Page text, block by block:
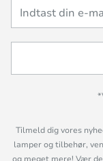
Tilmeld dig vores
lamper og tilbehør,
og meget mere! Vær